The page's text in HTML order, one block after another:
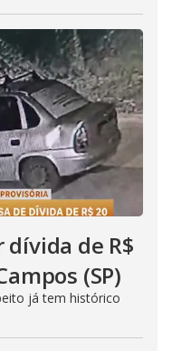
de R$
(SP)
já tem histórico